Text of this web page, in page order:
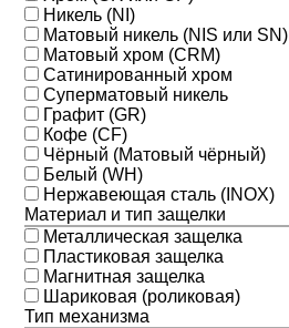
Никель (NI)
Матовый никель (NIS или SN)
Матовый хром (CRM)
Сатинированный хром
Суперматовый никель
Графит (GR)
Кофе (CF)
Чёрный (Матовый чёрный)
Белый (WH)
Нержавеющая сталь (INOX)
Материал и тип защелки
Металлическая защелка
Пластиковая защелка
Магнитная защелка
Шариковая (роликовая)
Тип механизма